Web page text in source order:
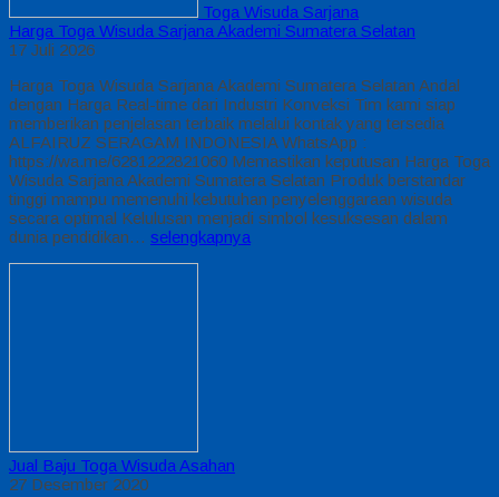
Toga Wisuda Sarjana
Harga Toga Wisuda Sarjana Akademi Sumatera Selatan
17 Juli 2026
Harga Toga Wisuda Sarjana Akademi Sumatera Selatan Andal
dengan Harga Real-time dari Industri Konveksi Tim kami siap
memberikan penjelasan terbaik melalui kontak yang tersedia
ALFAIRUZ SERAGAM INDONESIA WhatsApp :
https://wa.me/6281222821060 Memastikan keputusan Harga Toga
Wisuda Sarjana Akademi Sumatera Selatan Produk berstandar
tinggi mampu memenuhi kebutuhan penyelenggaraan wisuda
secara optimal Kelulusan menjadi simbol kesuksesan dalam
dunia pendidikan… selengkapnya
Jual Baju Toga Wisuda Asahan
27 Desember 2020